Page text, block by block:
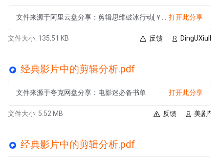
打开此分享
文件大小: 135.51 KB DingUXiuII
反馈
经典影片中的剪辑分析.pdf
文件来源于夸克网盘分享：电影迷必备书单 打开此分享
文件大小: 5.52 MB 美剧*
反馈
经典影片中的剪辑分析.pdf